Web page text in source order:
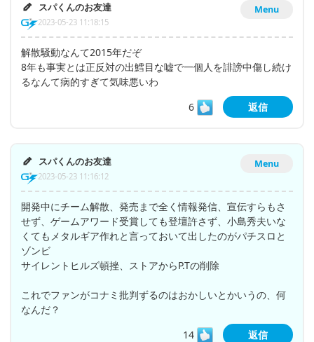
Menu
スパくんのお友達
2023-05-23 11:18:15
解散騒動なんて2015年だぞ
8年も事実とは正反対の出鱈目な嘘で一個人を誹謗中傷し続け
るなんて病的すぎて気味悪いわ
6
返信
Menu
スパくんのお友達
2023-05-23 11:16:12
開発中にチーム解散、発売まで全く情報発信、宣伝すらもさ
せず、ゲームアワード受賞しても登壇許さず、小島秀夫いな
くてもメタルギア作れと言っておいて出したのがパチスロと
ゾンビ
サイレントヒルズ頓挫、ストアからP.Tの削除
これでファンがコナミ批判ずるのはおかしいとかいうの、何
なんだ？
14
返信